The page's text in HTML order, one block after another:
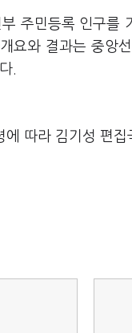
주민등록 인구를
요와 결과는 중앙
.
따라 김기성 편집